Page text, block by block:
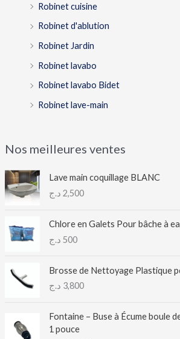
Robinet cuisine
Robinet d'ablution
Robinet Jardin
Robinet lavabo
Robinet lavabo Bidet
Robinet lave-main
Nos meilleures ventes
Lave main coquillage BLANC
2,500 د.ج
Chlore en Galets Pour bâche à
500 د.ج
Brosse de Nettoyage Plastique
3,800 د.ج
Fontaine – Buse à Écume boule
1 pouce